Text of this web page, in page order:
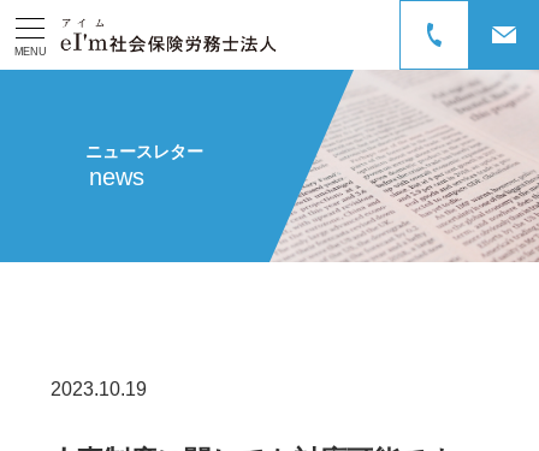
MENU
ニュースレター
news
2023.10.19